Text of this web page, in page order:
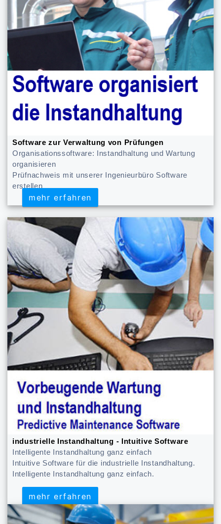
Software zur Verwaltung von Prüfungen
Organisationssoftware: Instandhaltung und Wartung
organisieren
Prüfnachweis mit unserer Ingenieurbüro Software
erstellen
mehr erfahren
mehr erfahren
industrielle Instandhaltung - Intuitive Software
Intelligente Instandhaltung ganz einfach
Intuitive Software für die industrielle Instandhaltung.
Intelligente Instandhaltung ganz einfach.
mehr erfahren
mehr erfahren